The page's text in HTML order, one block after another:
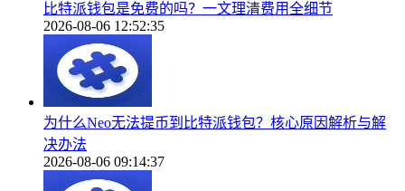
比特派钱包是免费的吗？一文理清费用全细节
2026-08-06 12:52:35
为什么Neo无法提币到比特派钱包？核心原因解析与解
决办法
2026-08-06 09:14:37